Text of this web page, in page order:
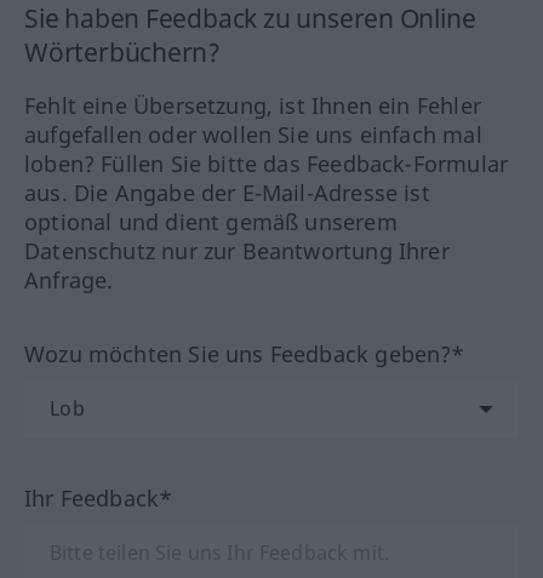
Sie haben Feedback zu unseren Online
Wörterbüchern?
Fehlt eine Übersetzung, ist Ihnen ein Fehler
aufgefallen oder wollen Sie uns einfach mal
loben? Füllen Sie bitte das Feedback-Formular
aus. Die Angabe der E-Mail-Adresse ist
optional und dient gemäß unserem
Datenschutz nur zur Beantwortung Ihrer
Anfrage.
Wozu möchten Sie uns Feedback geben?*
Ihr Feedback*